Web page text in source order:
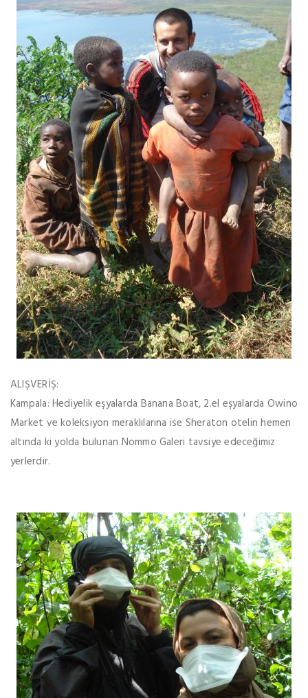
ALIŞVERİŞ:
Kampala: Hediyelik eşyalarda Banana Boat, 2.el eşyalarda Owino
Market ve koleksiyon meraklılarına ise Sheraton otelin hemen
altında ki yolda bulunan Nommo Galeri tavsiye edeceğimiz
yerlerdir.